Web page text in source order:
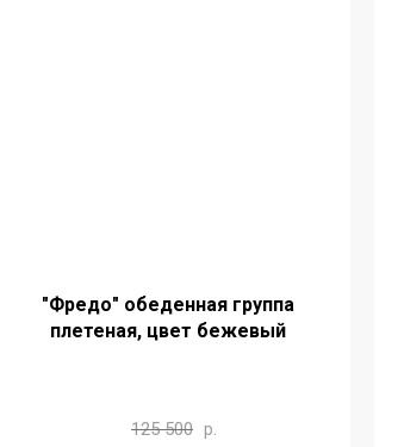
"Фредо" обеденная группа
плетеная, цвет бежевый
125 500 р.